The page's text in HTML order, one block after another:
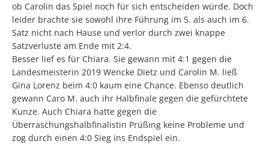
ob Carolin das Spiel noch für sich entscheiden würde. Doch
leider brachte sie sowohl ihre Führung im 5. als auch im 6.
Satz nicht nach Hause und verlor durch zwei knappe
Satzverluste am Ende mit 2:4.
Besser lief es für Chiara. Sie gewann mit 4:1 gegen die
Landesmeisterin 2019 Wencke Dietz und Carolin M. ließ
Gina Lorenz beim 4:0 kaum eine Chance. Ebenso deutlich
gewann Caro M. auch ihr Halbfinale gegen die gefürchtete
Kunze. Auch Chiara hatte gegen die
Überraschungshalbfinalistin Prüßing keine Probleme und
zog durch einen 4:0 Sieg ins Endspiel ein.